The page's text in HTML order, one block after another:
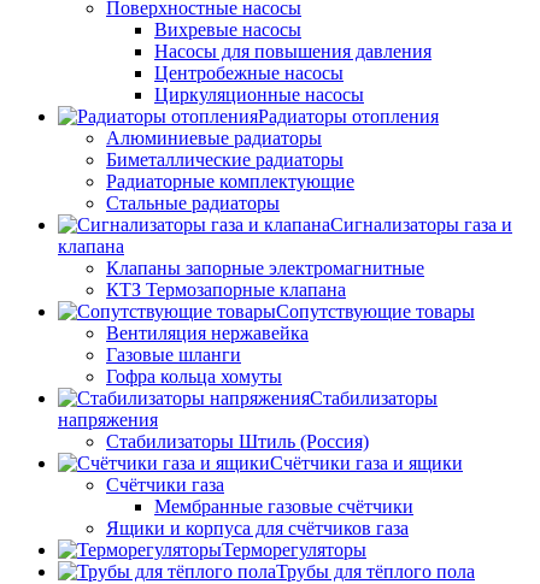
Поверхностные насосы
Вихревые насосы
Насосы для повышения давления
Центробежные насосы
Циркуляционные насосы
Радиаторы отопления
Алюминиевые радиаторы
Биметаллические радиаторы
Радиаторные комплектующие
Стальные радиаторы
Сигнализаторы газа и
клапана
Клапаны запорные электромагнитные
КТЗ Термозапорные клапана
Сопутствующие товары
Вентиляция нержавейка
Газовые шланги
Гофра кольца хомуты
Стабилизаторы
напряжения
Стабилизаторы Штиль (Россия)
Счётчики газа и ящики
Счётчики газа
Мембранные газовые счётчики
Ящики и корпуса для счётчиков газа
Терморегуляторы
Трубы для тёплого пола